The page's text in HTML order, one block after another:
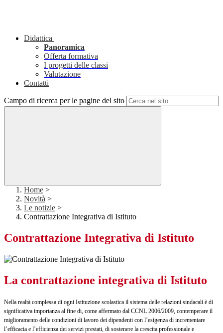
Didattica
Panoramica
Offerta formativa
I progetti delle classi
Valutazione
Contatti
Campo di ricerca per le pagine del sito
Home >
Novità >
Le notizie >
Contrattazione Integrativa di Istituto
Contrattazione Integrativa di Istituto
La contrattazione integrativa di Istituto
Nella realtà complessa di ogni Istituzione scolastica il sistema delle relazioni sindacali è di
significativa importanza al fine di, come affermato dal CCNL 2006/2009, contemperare il
miglioramento delle condizioni di lavoro dei dipendenti con l’esigenza di incrementare
l’efficacia e l’efficienza dei servizi prestati, di sostenere la crescita professionale e